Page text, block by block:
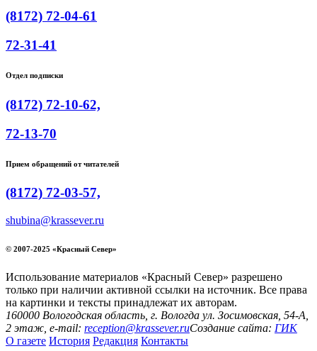
(8172) 72-04-61
72-31-41
Отдел подписки
(8172) 72-10-62,
72-13-70
Прием обращений от читателей
(8172) 72-03-57,
shubina@krassever.ru
© 2007-2025 «Красный Север»
Использование материалов «Красный Север» разрешено
только при наличии активной ссылки на источник. Все права
на картинки и тексты принадлежат их авторам.
160000 Вологодская область, г. Вологда ул. Зосимовская, 54-А,
2 этаж, e-mail: reception@krassever.ruСоздание сайта: ГИК
О газете История Редакция Контакты